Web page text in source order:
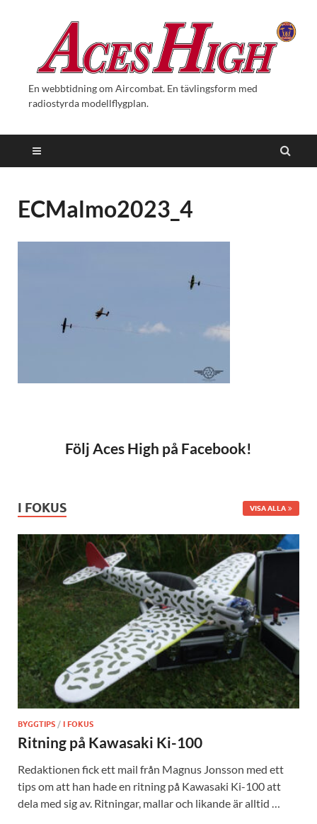
En webbtidning om Aircombat. En tävlingsform med
radiostyrda modellflygplan.
ECMalmo2023_4
Följ Aces High på Facebook!
I FOKUS VISA ALLA
BYGGTIPS / I FOKUS
Ritning på Kawasaki Ki-100
Redaktionen fick ett mail från Magnus Jonsson med ett
tips om att han hade en ritning på Kawasaki Ki-100 att
dela med sig av. Ritningar, mallar och likande är alltid …